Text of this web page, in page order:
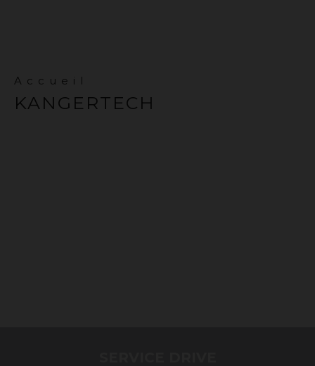
Accueil
KANGERTECH